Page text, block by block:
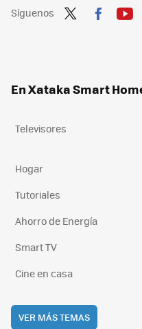
Síguenos
En Xataka Smart
Televisores
Hogar
Tutoriales
Ahorro de Energía
Smart TV
Cine en casa
VER MÁS TEMAS